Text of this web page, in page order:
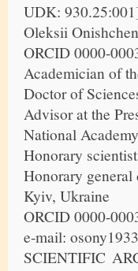
UDK:
Oleksii
ORCID 0000-
Academician of
Doctor of
Advisor at the
National
Honorary
Honorary
Kyiv, Ukraine
ORCID 0000-
e-mail:
SCIENTIFIC